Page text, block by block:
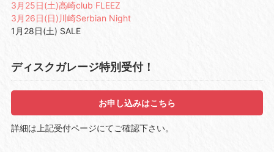
3月25日(土)高崎club FLEEZ
3月26日(日)川崎Serbian Night
1月28日(土) SALE
ディスクガレージ特別受付！
お申し込みはこちら
詳細は上記受付ページにてご確認下さい。